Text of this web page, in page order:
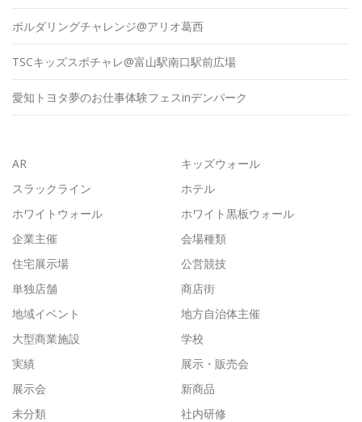
ボルダリングチャレンジ@アリオ葛西
TSCキッズスポチャレ@富山駅南口駅前広場
愛知トヨタ夢のお仕事体験フェスinデンパーク
AR
キッズウォール
スラックライン
ホテル
ホワイトウォール
ホワイト黒板ウォール
企業主催
会場種類
住宅展示場
公営競技
単独店舗
商店街
地域イベント
地方自治体主催
大型商業施設
学校
実績
展示・販売会
展示会
新商品
未分類
社内研修